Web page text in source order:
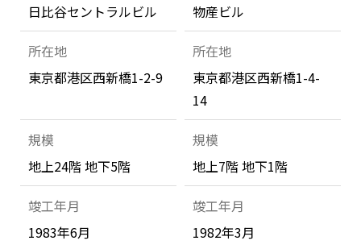
日比谷セントラルビル
所在地
東京都港区西新橋1-2-9
規模
地上24階 地下5階
竣工年月
1983年6月
物産ビル
所在地
東京都港区西新橋1-4-
14
規模
地上7階 地下1階
竣工年月
1982年3月